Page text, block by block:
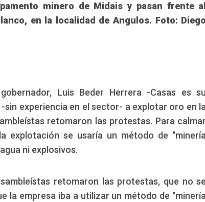
minero de Midais y pasan frente al
en la localidad de Angulos. Foto: Diego
Luis Beder Herrera -Casas es su
sin experiencia en el sector- a explotar oro en
retomaron las protestas. Para calmar
explotación se usaría un método de
ni explosivos.
retomaron las protestas, que no se
la empresa iba a utilizar un método de